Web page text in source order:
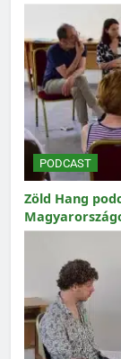
PODCAST
Zöld Hang